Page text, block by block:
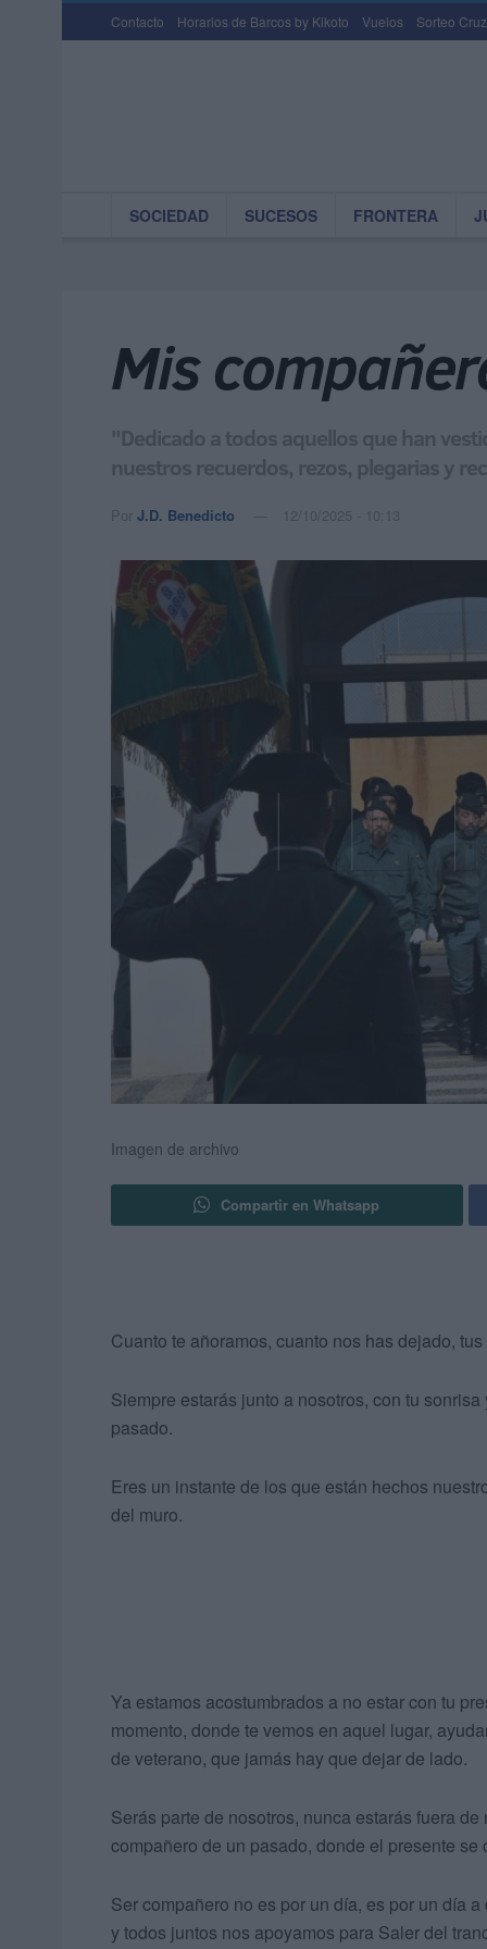
Contacto Horarios de Barcos by Kikoto Vuelos Sorteo
SOCIEDAD SUCESOS FRONTERA
Mis
"Dedicado a todos aquellos que han
nuestros recuerdos, rezos, plegarias y
Por J.D. Benedicto 12/10/2025 - 10:13
Imagen de archivo
Compartir en Whatsapp
Cuanto te añoramos, cuanto nos has dejado,
Siempre estarás junto a nosotros, con tu
pasado.
Eres un instante de los que están hechos
del muro.
Ya estamos acostumbrados a no estar con tu
momento, donde te vemos en aquel lugar,
de veterano, que jamás hay que dejar de lado.
Serás parte de nosotros, nunca estarás fuera
compañero de un pasado, donde el presente
Ser compañero no es por un día, es por un día
y todos juntos nos apoyamos para Saler del